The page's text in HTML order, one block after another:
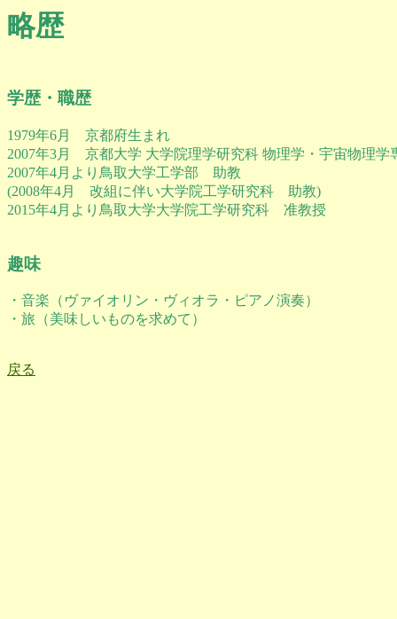
略歴
学歴・職歴
1979年6月 京都府生まれ
2007年3月 京都大学 大学院理学研究科 物理学・宇宙物理学
2007年4月より鳥取大学工学部 助教
(2008年4月 改組に伴い大学院工学研究科 助教)
2015年4月より鳥取大学大学院工学研究科 准教授
趣味
・音楽（ヴァイオリン・ヴィオラ・ピアノ演奏）
・旅（美味しいものを求めて）
戻る